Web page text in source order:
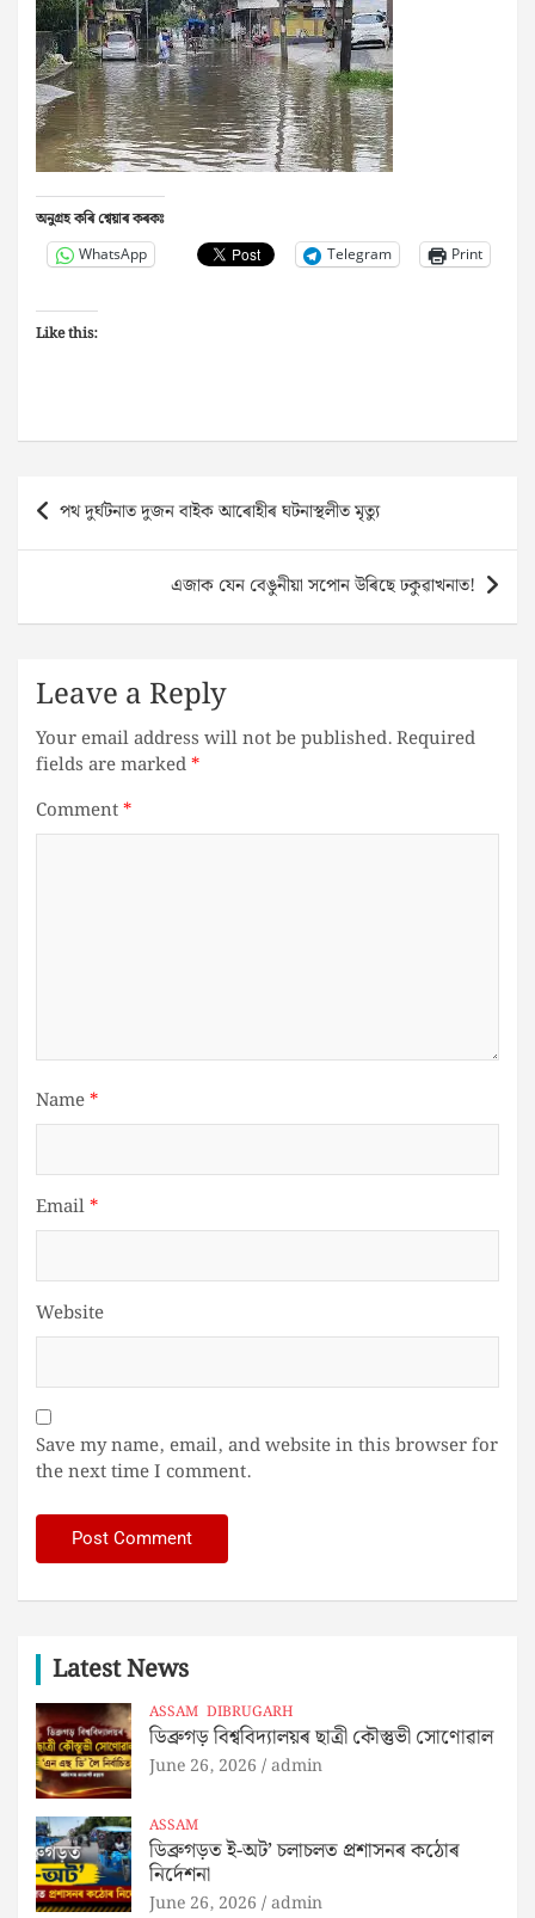
অনুগ্ৰহ কৰি শ্বেয়াৰ কৰকঃ
WhatsApp Telegram Print
Like this:
Post
navigation
পথ দুৰ্ঘটনাত দুজন বাইক আৰোহীৰ ঘটনাস্থলীত মৃত্যু
এজাক যেন বেঙুনীয়া সপোন উৰিছে ঢকুৱাখনাত!
Leave a Reply
Your email address will not be published.Required
fields are marked*
Comment*
Name*
Email*
Website
Save my name, email, and website in this browser for
the next time I comment.
Latest News
ASSAM DIBRUGARH
ডিব্ৰুগড় বিশ্ববিদ্যালয়ৰ ছাত্ৰী কৌস্তুভী সোণোৱাল
June 26, 2026 admin
ASSAM
ডিব্ৰুগড়ত ই-অট’ চলাচলত প্ৰশাসনৰ কঠোৰ
নিৰ্দেশনা
June 26, 2026 admin